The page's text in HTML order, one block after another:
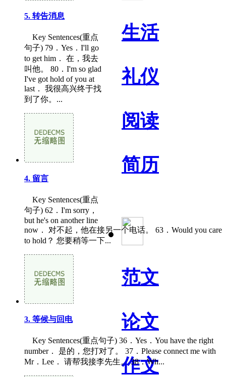
生活
礼仪
阅读
简历
范文
论文
作文
5. 转告消息
Key Sentences(重点
句子) 79．Yes．I'll go
to get him． 在，我去
叫他。 80．I'm so glad
I've got hold of you at
last． 我很高兴终于找
到了你。...
4. 留言
Key Sentences(重点
句子) 62．I'm sorry，
but he's on another line
now． 对不起，他在接另一个电话。 63．Would you care
to hold？ 您要稍等一下...
3. 等候与回电
Key Sentences(重点句子) 36．Yes．You have the right
number． 是的，您打对了。 37．Please connect me with
Mr．Lee． 请帮我接李先生。 38．Wh...